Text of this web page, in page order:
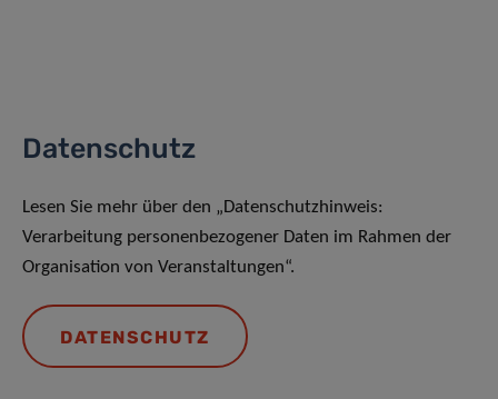
Datenschutz
Lesen Sie mehr über den „Datenschutzhinweis:
Verarbeitung personenbezogener Daten im Rahmen der
Organisation von Veranstaltungen“.
DATENSCHUTZ